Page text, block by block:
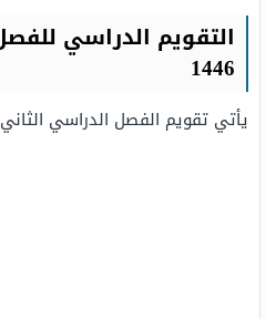
التقويم الدراسي
1446
يأتي تقويم الفصل الدراسي